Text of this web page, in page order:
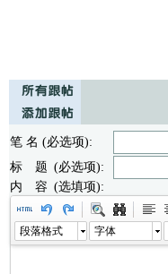
笔 名 (必选项):
标 题 (必选项):
内 容 (选填项):
段落格式 字体